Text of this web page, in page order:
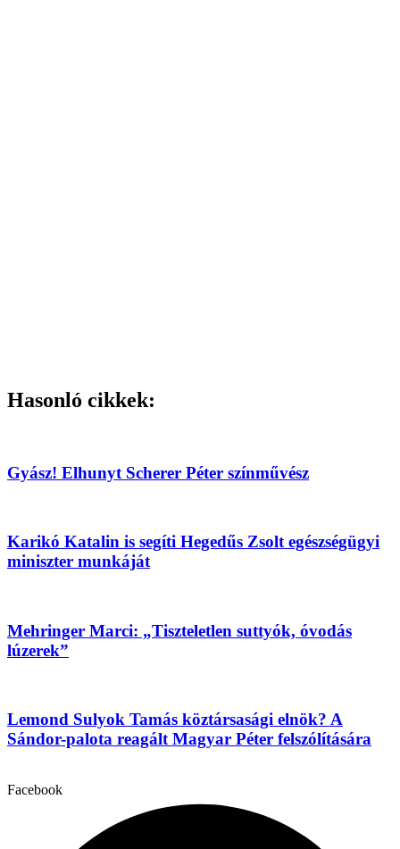
Hasonló cikkek:
Gyász! Elhunyt Scherer Péter színművész
Karikó Katalin is segíti Hegedűs Zsolt egészségügyi
miniszter munkáját
Mehringer Marci: „Tiszteletlen suttyók, óvodás
lúzerek”
Lemond Sulyok Tamás köztársasági elnök? A
Sándor-palota reagált Magyar Péter felszólítására
Facebook